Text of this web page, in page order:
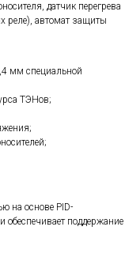
датчик перегрева
реле), автомат защиты
мм специальной
ТЭНов;
на основе PID-
обеспечивает поддержание